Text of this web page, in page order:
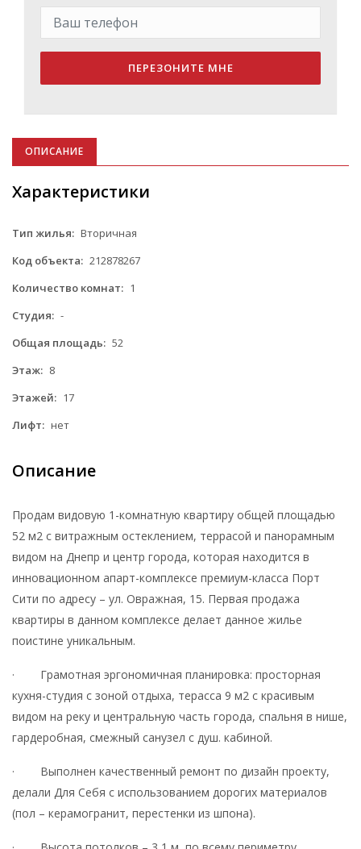
ПЕРЕЗОНИТЕ МНЕ
ОПИСАНИЕ
Характеристики
Тип жилья: Вторичная
Код объекта: 212878267
Количество комнат: 1
Студия: -
Общая площадь: 52
Этаж: 8
Этажей: 17
Лифт: нет
Описание
Продам видовую 1-комнатную квартиру общей площадью
52 м2 с витражным остеклением, террасой и панорамным
видом на Днепр и центр города, которая находится в
инновационном апарт-комплексе премиум-класса Порт
Сити по адресу – ул. Овражная, 15. Первая продажа
квартиры в данном комплексе делает данное жилье
поистине уникальным.
· Грамотная эргономичная планировка: просторная
кухня-студия с зоной отдыха, терасса 9 м2 с красивым
видом на реку и центральную часть города, спальня в нише,
гардеробная, смежный санузел с душ. кабиной.
· Выполнен качественный ремонт по дизайн проекту,
делали Для Себя с использованием дорогих материалов
(пол – керамогранит, перестенки из шпона).